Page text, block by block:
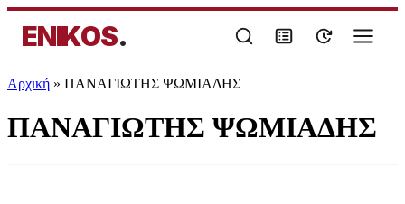
ENIKOS.
Αρχική » ΠΑΝΑΓΙΩΤΗΣ ΨΩΜΙΑΔΗΣ
ΠΑΝΑΓΙΩΤΗΣ ΨΩΜΙΑΔΗΣ